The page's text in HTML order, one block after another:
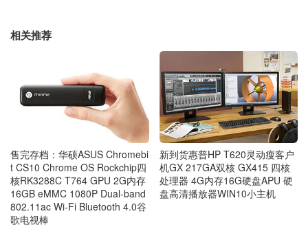
相关推荐
售完存档：华硕ASUS Chromebi
t CS10 Chrome OS Rockchip四
核RK3288C T764 GPU 2G内存
16GB eMMC 1080P Dual-band
802.11ac Wi-Fi Bluetooth 4.0谷
歌电视棒
新到货惠普HP T620灵动瘦客户
机GX 217GA双核 GX415 四核
处理器 4G内存16G硬盘APU 硬
盘高清播放器WIN10小主机